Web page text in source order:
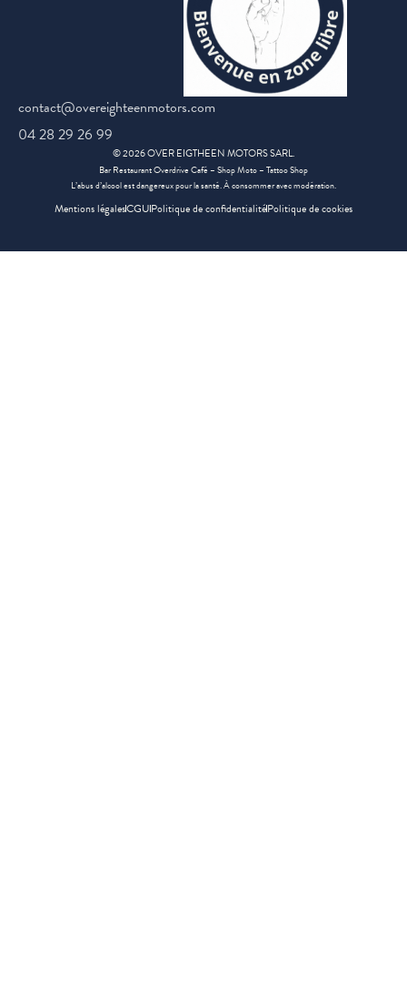
contact@overeighteenmotors.com
04 28 29 26 99
©2026OVER EIGTHEEN MOTORS SARL.
Bar Restaurant Overdrive Café – Shop Moto – Tattoo Shop
L’abus d’alcool est dangereux pour la santé. À consommer avec modération.
Mentions légalesCGUPolitique de confidentialitéPolitique de cookies